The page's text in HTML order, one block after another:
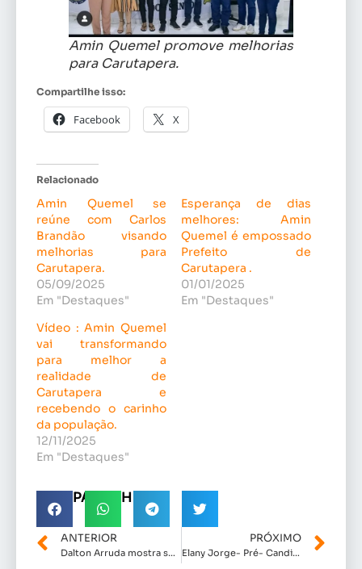
Amin Quemel promove melhorias
para Carutapera.
Compartilhe isso:
Facebook X
Relacionado
Amin Quemel se
reúne com Carlos
Brandão visando
melhorias para
Carutapera.
05/09/2025
Em "Destaques"
Esperança de dias
melhores: Amin
Quemel é empossado
Prefeito de
Carutapera .
01/01/2025
Em "Destaques"
Vídeo : Amin Quemel
vai transformando
para melhor a
realidade de
Carutapera e
recebendo o carinho
da população.
12/11/2025
Em "Destaques"
COMPARTILHE!
ANTERIOR
Dalton Arruda mostra sua efetividade em poucos dias na Assembleia Legislativa.
PRÓXIMO
Elany Jorge- Pré- Candidata a Deputada Estadual em 2026